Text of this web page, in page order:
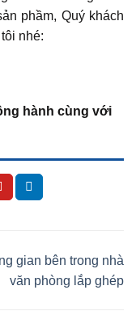
phầm, Quý khách
nhé:
hành cùng với
gian bên trong nhà
văn phòng lắp ghép